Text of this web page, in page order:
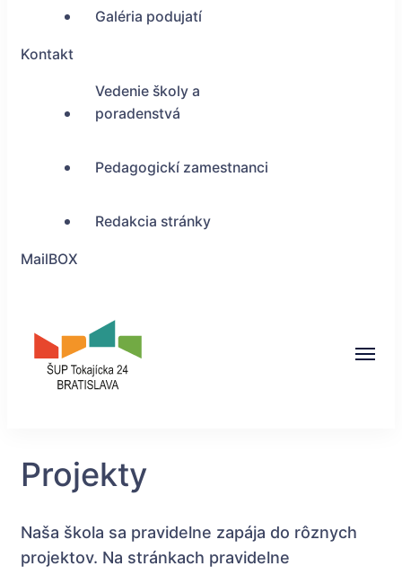
Galéria podujatí
Kontakt
Vedenie školy a
poradenstvá
Pedagogickí zamestnanci
Redakcia stránky
MailBOX
Projekty
Naša škola sa pravidelne zapája do rôznych
projektov. Na stránkach pravidelne